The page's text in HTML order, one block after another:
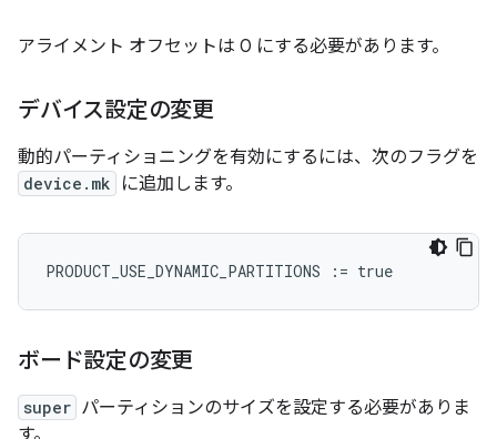
アライメント オフセットは 0 にする必要があります。
デバイス設定の変更
動的パーティショニングを有効にするには、次のフラグを
device.mk に追加します。
PRODUCT_USE_DYNAMIC_PARTITIONS := true
ボード設定の変更
super パーティションのサイズを設定する必要がありま
す。